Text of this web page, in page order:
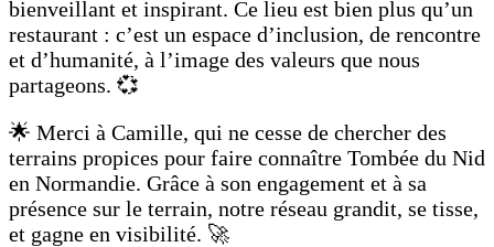
bienveillant et inspirant. Ce lieu est bien plus qu’un
restaurant : c’est un espace d’inclusion, de rencontre
et d’humanité, à l’image des valeurs que nous
partageons. 💞
🌟 Merci à Camille, qui ne cesse de chercher des
terrains propices pour faire connaître Tombée du Nid
en Normandie. Grâce à son engagement et à sa
présence sur le terrain, notre réseau grandit, se tisse,
et gagne en visibilité. 🚀